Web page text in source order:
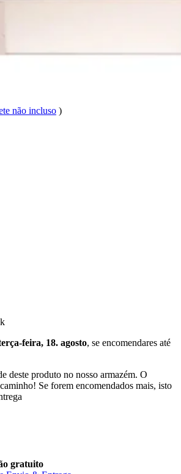
não incluso )
feira, 18. agosto, se encomendares até
deste produto no nosso armazém. O
Se forem encomendados mais, isto
gratuito